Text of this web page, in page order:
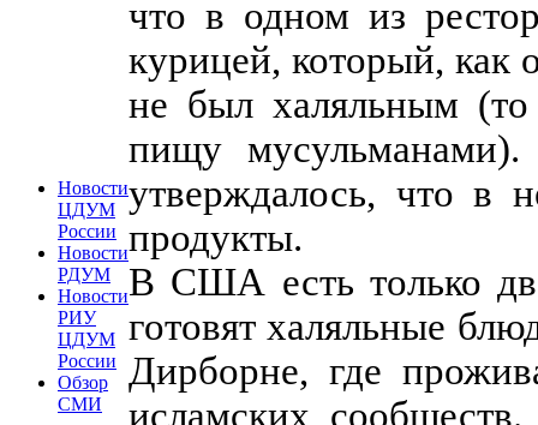
Новости
ЦДУМ
России
Новости
РДУМ
Новости
РИУ
ЦДУМ
России
Обзор
СМИ
что в одном из
курицей, который, как
не был халяльным
пищу
утверждалось, что в
продукты.
В США есть только
готовят халяльные
Дирборне, где
исламских